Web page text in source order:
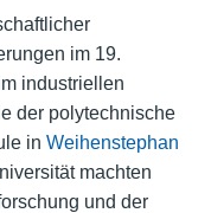
im 19.
industriellen
der polytechnische
in Weihenstephan
machten
und der